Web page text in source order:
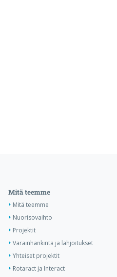
Mitä teemme
Mitä teemme
Nuorisovaihto
Projektit
Varainhankinta ja lahjoitukset
Yhteiset projektit
Rotaract ja Interact